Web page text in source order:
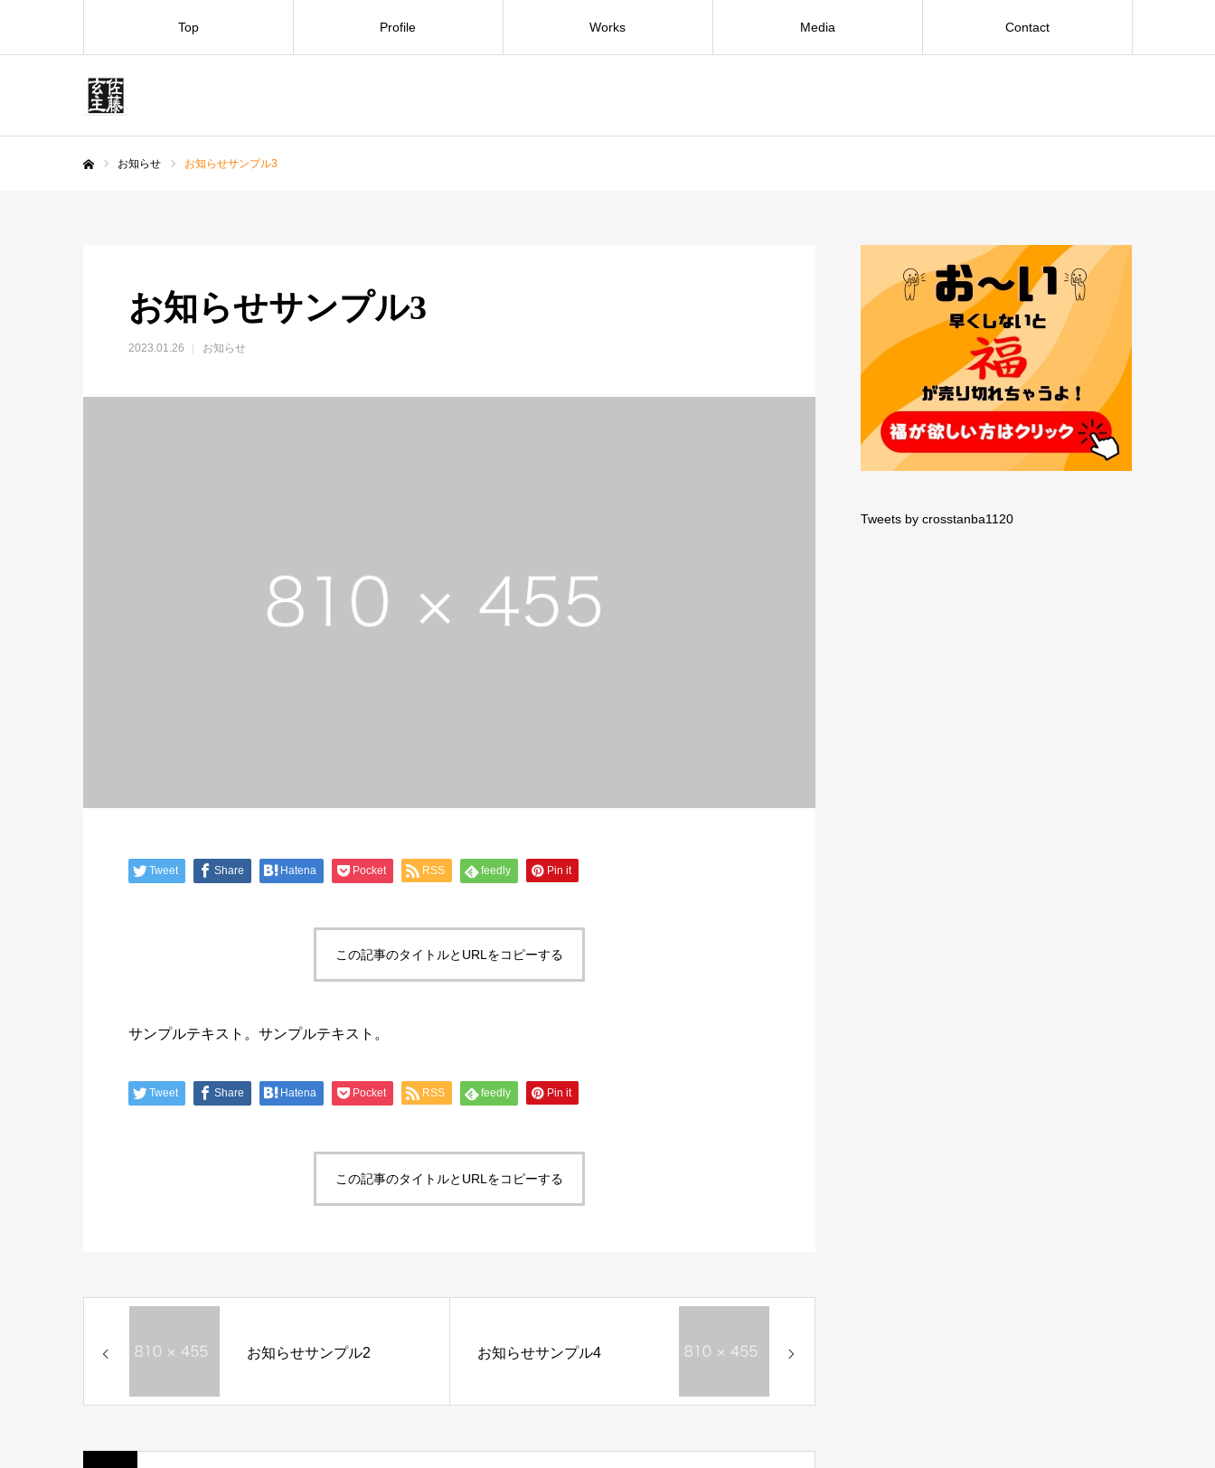
Top Profile Works Media Contact
お知らせ お知らせサンプル3
お知らせサンプル3
2023.01.26 お知らせ
Tweet Share Hatena Pocket RSS feedly Pin it
この記事のタイトルとURLをコピーする
サンプルテキスト。サンプルテキスト。
Tweet Share Hatena Pocket RSS feedly Pin it
この記事のタイトルとURLをコピーする
お知らせサンプル2 お知らせサンプル4
Tweets by crosstanba1120